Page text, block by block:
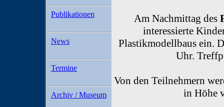
Publikationen
News
Termine
Archiv / Museum
Am Nachmittag des
interessierte
Plastikmodellbaus ein.
Uhr.
Von den Teilnehmern
in Höhe